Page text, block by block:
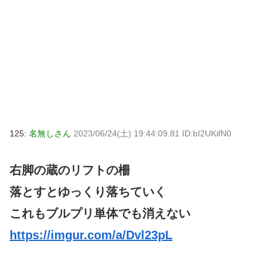
125: 名無しさん 2023/06/24(土) 19:44:09.81 ID:bI2UKifN0
右脚の蔵のリフトの柵
落とすとゆっくり落ちていく
これもブルプリ単体でも消えない
https://imgur.com/a/Dvl23pL